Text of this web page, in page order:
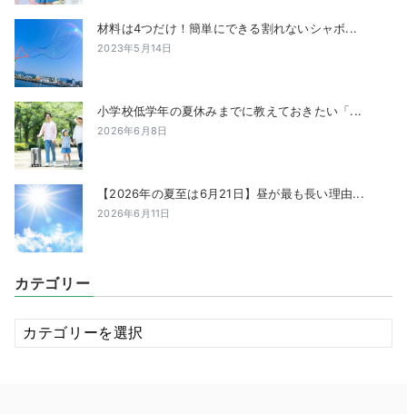
材料は4つだけ！簡単にできる割れないシャボ...
2023年5月14日
小学校低学年の夏休みまでに教えておきたい「...
2026年6月8日
【2026年の夏至は6月21日】昼が最も長い理由...
2026年6月11日
カテゴリー
カ
テ